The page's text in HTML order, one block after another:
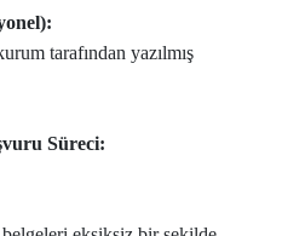
tarafından yazılmış
Süreci: